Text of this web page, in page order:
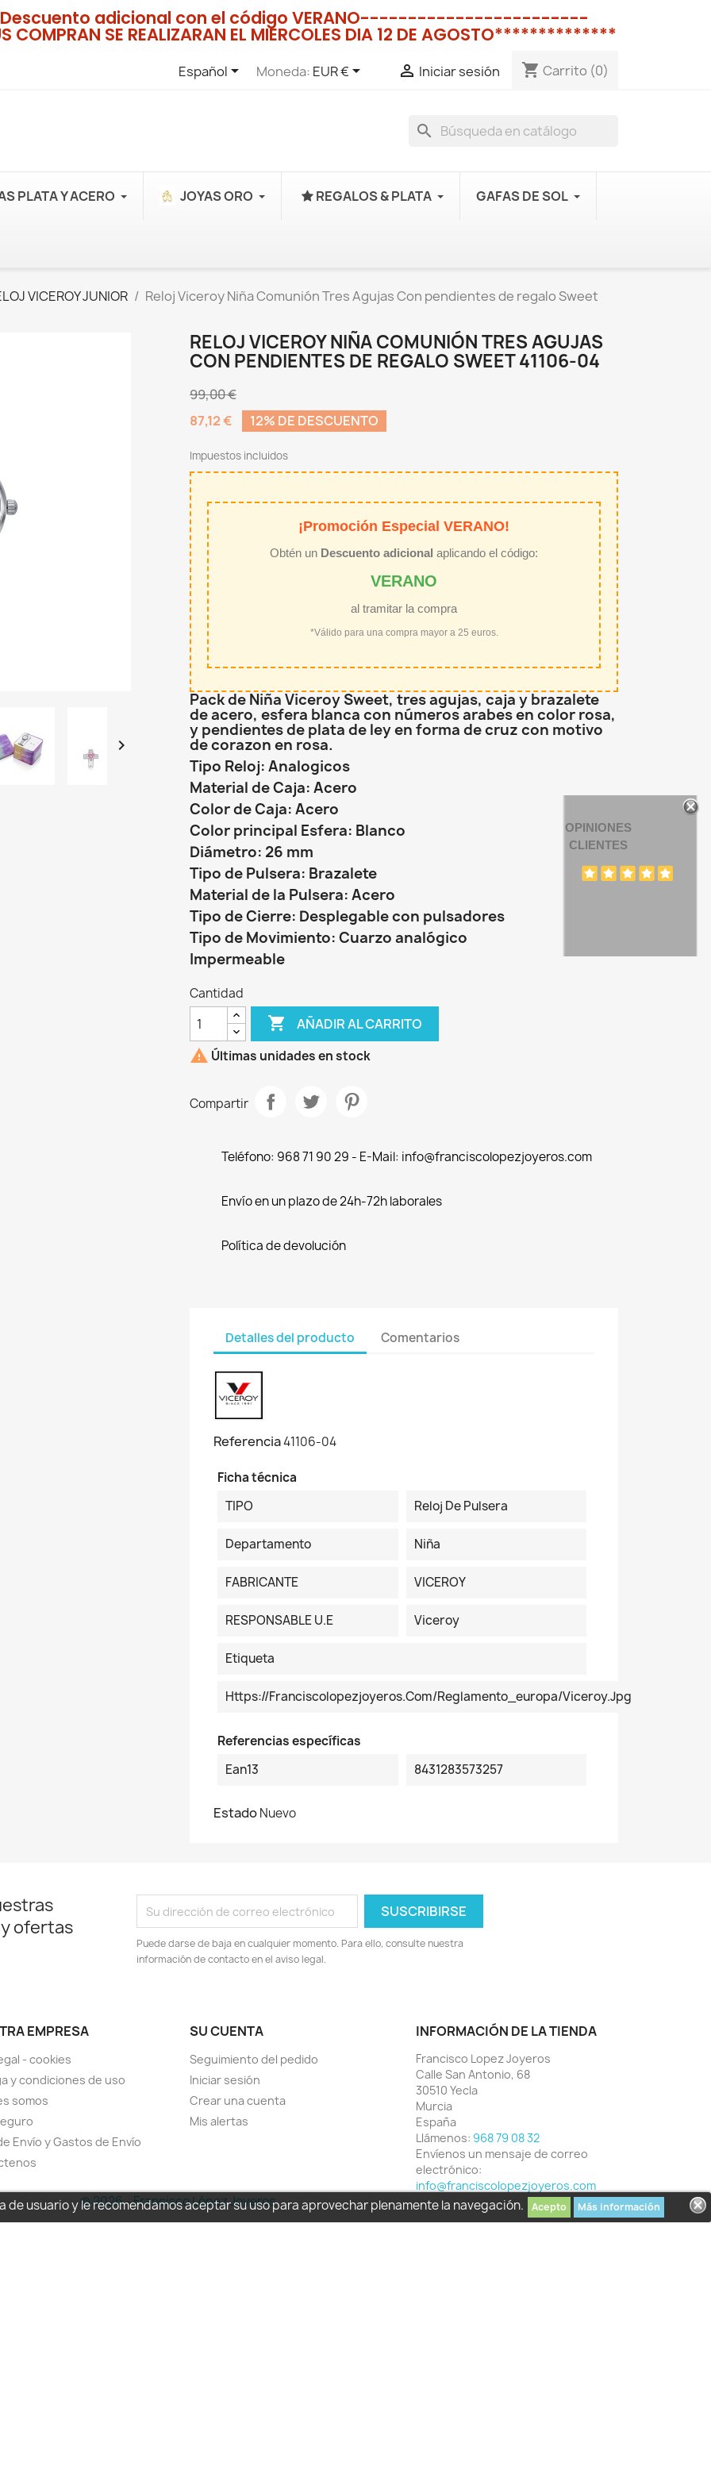
adicional con el código VERANO------------------------
SE REALIZARAN EL MIERCOLES DIA 12 DE AGOSTO**************
Español Moneda: EUR €  Iniciar sesión shopping_cart Carrito (0)
search
usuario y le recomendamos aceptar su uso para aprovechar plenamente la navegación. Acepto Más información
PLATA Y ACERO JOYAS ORO REGALOS & PLATA GAFAS DE SOL
VICEROY JUNIOR Reloj Viceroy Niña Comunión Tres Agujas Con pendientes de regalo Sweet

RELOJ VICEROY NIÑA COMUNIÓN TRES AGUJAS
CON PENDIENTES DE REGALO SWEET 41106-04
99,00 €
87,12 €
12% DE DESCUENTO
Impuestos incluidos
¡Promoción Especial VERANO!
Obtén un Descuento adicional aplicando el código:
VERANO
al tramitar la compra
*Válido para una compra mayor a 25 euros.
Pack de Niña Viceroy Sweet, tres agujas, caja y brazalete
de acero, esfera blanca con números arabes en color rosa,
y pendientes de plata de ley en forma de cruz con motivo
de corazon en rosa.
Tipo Reloj: Analogicos
Material de Caja: Acero
Color de Caja: Acero
Color principal Esfera: Blanco
Diámetro: 26 mm
Tipo de Pulsera: Brazalete
Material de la Pulsera: Acero
Tipo de Cierre: Desplegable con pulsadores
Tipo de Movimiento: Cuarzo analógico
Impermeable
Cantidad
 AÑADIR AL CARRITO
 Últimas unidades en stock
Compartir
Teléfono: 968 71 90 29 - E-Mail: info@franciscolopezjoyeros.com
Envío en un plazo de 24h-72h laborales
Política de devolución
Detalles del producto Comentarios
Referencia41106-04
Ficha técnica
TIPO
Reloj De Pulsera
Departamento Niña
FABRICANTE VICEROY
RESPONSABLE U.E Viceroy
Etiqueta
Https://franciscolopezjoyeros.com/reglamento_europa/Viceroy.jpg
Referencias específicas
Ean13
8431283573257
EstadoNuevo
ofertas
Puede darse de baja en cualquier momento. Para ello, consulte nuestra
información de contacto en el aviso legal.
EMPRESA
- cookies
y condiciones de uso
somos
Envío y Gastos de Envío
SU CUENTA
Seguimiento del pedido
Iniciar sesión
Crear una cuenta
Mis alertas
INFORMACIÓN DE LA TIENDA
Francisco Lopez Joyeros
Calle San Antonio, 68
30510 Yecla
Murcia
España
Llámenos: 968 79 08 32
Envíenos un mensaje de correo
electrónico:
info@franciscolopezjoyeros.com
OPINIONES
CLIENTES
© 2026 - Francisco López Joyeros